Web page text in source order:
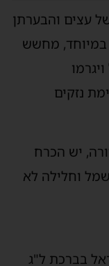
עצים והבערתן
מחשש
נזקים
יש הכרח
וחלילה לא
בברכת ל"ג